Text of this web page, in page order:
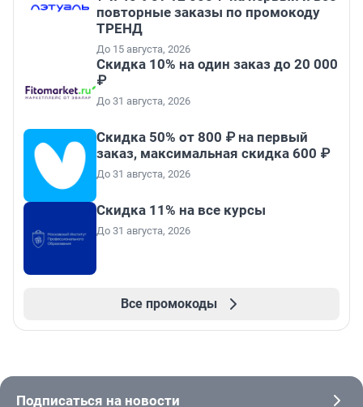
повторные заказы по промокоду
ТРЕНД
До 15 августа, 2026
Скидка 10% на один заказ до 20 000
₽
До 31 августа, 2026
Скидка 50% от 800 ₽ на первый
заказ, максимальная скидка 600 ₽
До 31 августа, 2026
Скидка 11% на все курсы
До 31 августа, 2026
Все промокоды
Подписаться на новости